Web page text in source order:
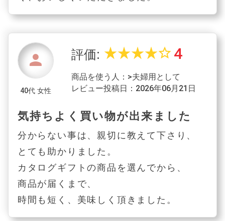
person
40代 女性
評価: star_ratestar_ratestar_ratestar_ratestar_border 4
商品を使う人：>夫婦用として
レビュー投稿日：2026年06月21日
気持ちよく買い物が出来ました
分からない事は、親切に教えて下さり、
とても助かりました。
カタログギフトの商品を選んでから、
商品が届くまで、
時間も短く、美味しく頂きました。